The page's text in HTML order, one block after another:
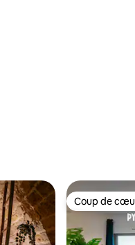
Coup de
Coup de